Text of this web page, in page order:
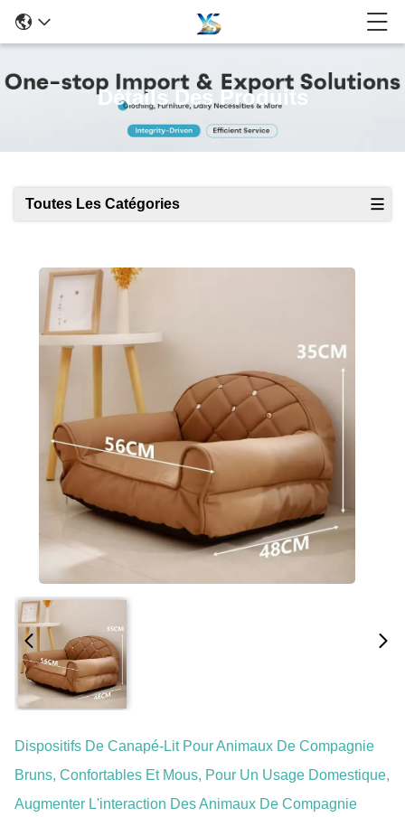
Détails Des Produits
Toutes Les Catégories
Dispositifs De Canapé-Lit Pour Animaux De Compagnie
Bruns, Confortables Et Mous, Pour Un Usage Domestique,
Augmenter L'interaction Des Animaux De Compagnie